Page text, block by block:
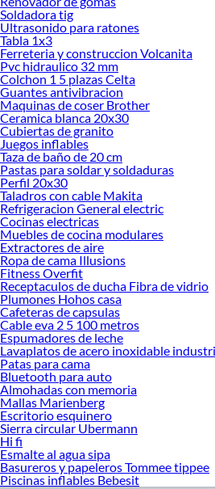
Cámaras de Seguridad Exteriores!
Explora la variedad de productos de
en Sodimac
Herramientas, materiales y accesorios de
renovación de espacios. ¡Visítanos y descubre
ofrecerte!
Encuentra una amplia variedad de productos de
Exteriores en Sodimac. Encuentra todo lo
renovación y decoración. ¡Visítanos y haz tus
Soldadora tig
Ultrasonido para ratones
Tabla 1x3
Ferreteria y construccion Volcanita
Pvc hidraulico 32 mm
Colchon 1 5 plazas Celta
Guantes antivibracion
Maquinas de coser Brother
Ceramica blanca 20x30
Cubiertas de granito
Juegos inflables
Taza de baño de 20 cm
Pastas para soldar y soldaduras
Perfil 20x30
Taladros con cable Makita
Refrigeracion General electric
Cocinas electricas
Muebles de cocina modulares
Extractores de aire
Ropa de cama Illusions
Fitness Overfit
Receptaculos de ducha Fibra de vidrio
Plumones Hohos casa
Cafeteras de capsulas
Cable eva 2 5 100 metros
Espumadores de leche
Lavaplatos de acero inoxidable
Patas para cama
Bluetooth para auto
Almohadas con memoria
Mallas Marienberg
Escritorio esquinero
Sierra circular Ubermann
Hi fi
Esmalte al agua sipa
Basureros y papeleros Tommee tippee
Piscinas inflables Bebesit